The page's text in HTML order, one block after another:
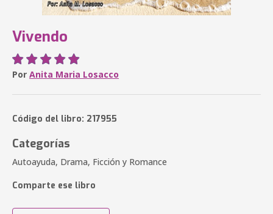
Vivendo
Por Anita Maria Losacco
Código del libro: 217955
Categorías
Autoayuda, Drama, Ficción y Romance
Comparte ese libro